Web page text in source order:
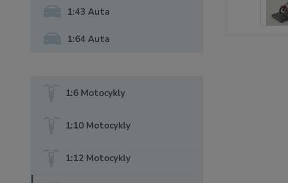
1:43 Auta
1:64 Auta
1:6 Motocykly
1:10 Motocykly
1:12 Motocykly